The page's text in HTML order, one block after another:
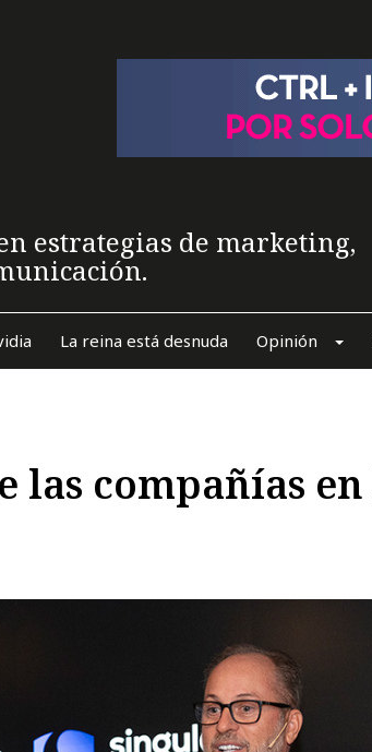
estrategias de marketing,
La reina está desnuda Opinión
las compañías